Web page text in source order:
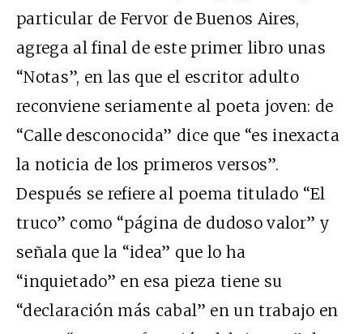
particular de Fervor de Buenos Aires,
agrega al final de este primer libro unas
“Notas”, en las que el escritor adulto
reconviene seriamente al poeta joven: de
“Calle desconocida” dice que “es inexacta
la noticia de los primeros versos”.
Después se refiere al poema titulado “El
truco” como “página de dudoso valor” y
señala que la “idea” que lo ha
“inquietado” en esa pieza tiene su
“declaración más cabal” en un trabajo en